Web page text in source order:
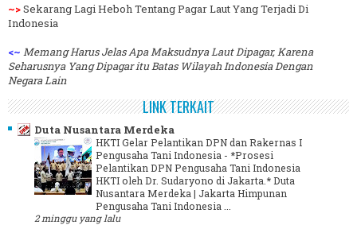
~>Sekarang Lagi Heboh Tentang Pagar Laut Yang Terjadi Di
Indonesia
<~ Memang Harus Jelas Apa Maksudnya Laut Dipagar, Karena
Seharusnya Yang Dipagar itu Batas Wilayah Indonesia Dengan
Negara Lain
LINK TERKAIT
Duta Nusantara Merdeka
HKTI Gelar Pelantikan DPN dan Rakernas I
Pengusaha Tani Indonesia - *Prosesi
Pelantikan DPN Pengusaha Tani Indonesia
HKTI oleh Dr. Sudaryono di Jakarta.* Duta
Nusantara Merdeka | Jakarta Himpunan
Pengusaha Tani Indonesia ...
2 minggu yang lalu